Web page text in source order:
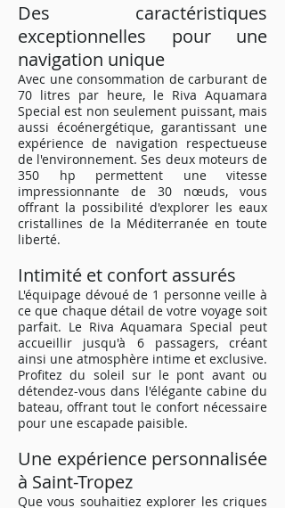
Des caractéristiques
exceptionnelles pour une
navigation unique
Avec une consommation de carburant de
70 litres par heure, le Riva Aquamara
Special est non seulement puissant, mais
aussi écoénergétique, garantissant une
expérience de navigation respectueuse
de l'environnement. Ses deux moteurs de
350 hp permettent une vitesse
impressionnante de 30 nœuds, vous
offrant la possibilité d'explorer les eaux
cristallines de la Méditerranée en toute
liberté.
Intimité et confort assurés
L'équipage dévoué de 1 personne veille à
ce que chaque détail de votre voyage soit
parfait. Le Riva Aquamara Special peut
accueillir jusqu'à 6 passagers, créant
ainsi une atmosphère intime et exclusive.
Profitez du soleil sur le pont avant ou
détendez-vous dans l'élégante cabine du
bateau, offrant tout le confort nécessaire
pour une escapade paisible.
Une expérience personnalisée
à Saint-Tropez
Que vous souhaitiez explorer les criques